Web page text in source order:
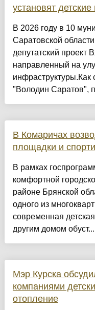
установят
В 2026 году в 10
Саратовской
депутатский проект
направленный на
инфраструктуры.Как
"Володин Саратов",
В Комаричах
площадки и
В рамках
комфортной
районе Брянской
одного из
современная
другим домом обуст...
Мэр Курска
компаниями
отопление